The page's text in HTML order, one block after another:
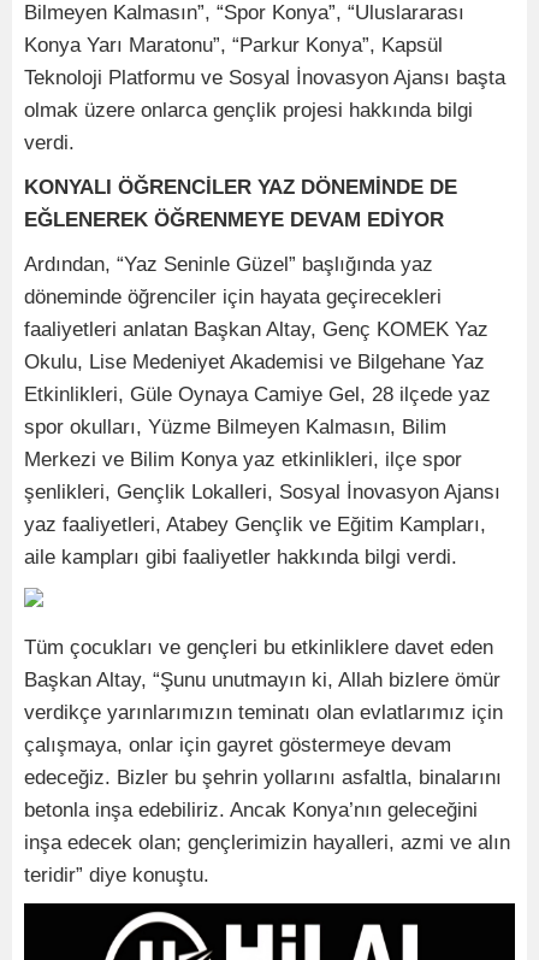
Bilmeyen Kalmasın”, “Spor Konya”, “Uluslararası
Konya Yarı Maratonu”, “Parkur Konya”, Kapsül
Teknoloji Platformu ve Sosyal İnovasyon Ajansı başta
olmak üzere onlarca gençlik projesi hakkında bilgi
verdi.
KONYALI ÖĞRENCİLER YAZ DÖNEMİNDE DE
EĞLENEREK ÖĞRENMEYE DEVAM EDİYOR
Ardından, “Yaz Seninle Güzel” başlığında yaz
döneminde öğrenciler için hayata geçirecekleri
faaliyetleri anlatan Başkan Altay, Genç KOMEK Yaz
Okulu, Lise Medeniyet Akademisi ve Bilgehane Yaz
Etkinlikleri, Güle Oynaya Camiye Gel, 28 ilçede yaz
spor okulları, Yüzme Bilmeyen Kalmasın, Bilim
Merkezi ve Bilim Konya yaz etkinlikleri, ilçe spor
şenlikleri, Gençlik Lokalleri, Sosyal İnovasyon Ajansı
yaz faaliyetleri, Atabey Gençlik ve Eğitim Kampları,
aile kampları gibi faaliyetler hakkında bilgi verdi.
Tüm çocukları ve gençleri bu etkinliklere davet eden
Başkan Altay, “Şunu unutmayın ki, Allah bizlere ömür
verdikçe yarınlarımızın teminatı olan evlatlarımız için
çalışmaya, onlar için gayret göstermeye devam
edeceğiz. Bizler bu şehrin yollarını asfaltla, binalarını
betonla inşa edebiliriz. Ancak Konya’nın geleceğini
inşa edecek olan; gençlerimizin hayalleri, azmi ve alın
teridir” diye konuştu.